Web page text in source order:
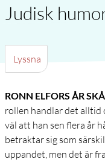
Judisk
Lyssna
RONN ELFORS ÅR
rollen handlar det alltid
väl att han sen flera år
betraktar sig som
uppandet, men det är